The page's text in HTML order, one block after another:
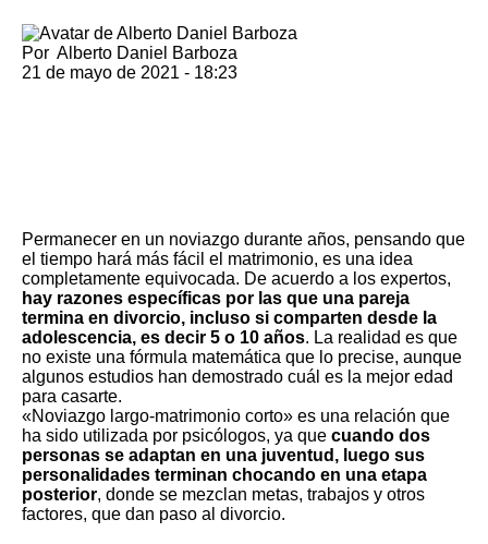
Por Alberto Daniel Barboza
21 de mayo de 2021 - 18:23
Permanecer en un noviazgo durante años, pensando que
el tiempo hará más fácil el matrimonio, es una idea
completamente equivocada. De acuerdo a los expertos,
hay razones específicas por las que una pareja
termina en divorcio, incluso si comparten desde la
adolescencia, es decir 5 o 10 años. La realidad es que
no existe una fórmula matemática que lo precise, aunque
algunos estudios han demostrado cuál es la mejor edad
para casarte.
«Noviazgo largo-matrimonio corto» es una relación que
ha sido utilizada por psicólogos, ya que cuando dos
personas se adaptan en una juventud, luego sus
personalidades terminan chocando en una etapa
posterior, donde se mezclan metas, trabajos y otros
factores, que dan paso al divorcio.